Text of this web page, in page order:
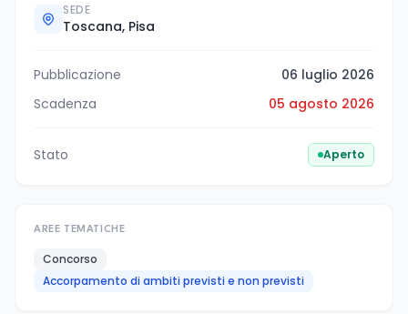
SEDE
Toscana, Pisa
Pubblicazione
06 luglio 2026
Scadenza
05 agosto 2026
Stato Aperto
AREE TEMATICHE
Concorso
Accorpamento di ambiti previsti e non previsti